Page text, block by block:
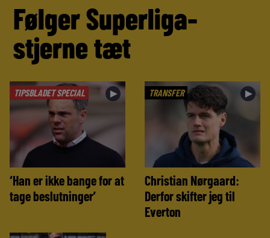
Følger Superliga-
stjerne tæt
TIPSBLADET SPECIAL ►
‘Han er ikke bange for at
tage beslutninger’
TRANSFER ►
Christian Nørgaard:
Derfor skifter jeg til
Everton